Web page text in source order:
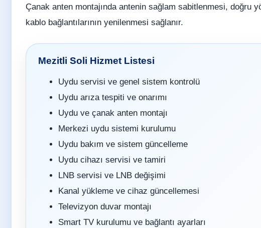
Çanak anten montajında antenin sağlam sabitlenmesi, doğru
kablo bağlantılarının yenilenmesi sağlanır.
Mezitli Soli Hizmet Listesi
Uydu servisi ve genel sistem kontrolü
Uydu arıza tespiti ve onarımı
Uydu ve çanak anten montajı
Merkezi uydu sistemi kurulumu
Uydu bakım ve sistem güncelleme
Uydu cihazı servisi ve tamiri
LNB servisi ve LNB değişimi
Kanal yükleme ve cihaz güncellemesi
Televizyon duvar montajı
Smart TV kurulumu ve bağlantı ayarları